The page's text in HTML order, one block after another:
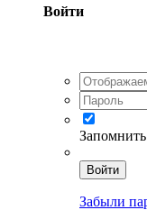
Войти
Запомнить
Войти
Забыли